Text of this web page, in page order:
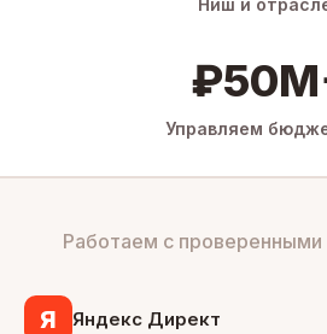
Ниш и
Управляем
Работаем с
Я Яндекс Директ